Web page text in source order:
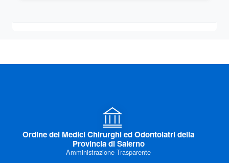
Ordine dei Medici Chirurghi ed Odontoiatri della
Provincia di Salerno
Amministrazione Trasparente